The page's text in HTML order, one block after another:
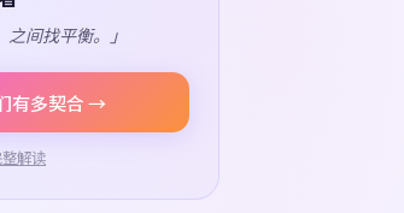
之间找平衡。」
有多契合 →
解读